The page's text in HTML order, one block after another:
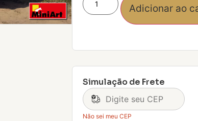
Adicionar ao
Simulação de Frete
Não sei meu CEP